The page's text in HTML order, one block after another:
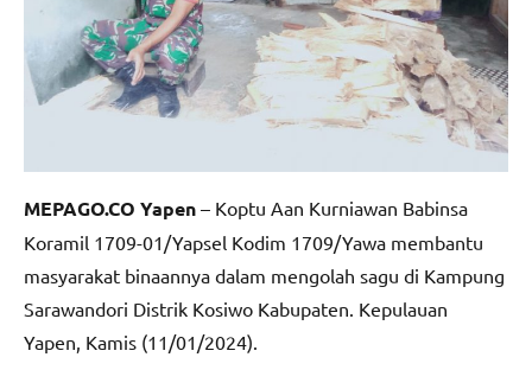
MEPAGO.CO Yapen – Koptu Aan Kurniawan Babinsa
Koramil 1709-01/Yapsel Kodim 1709/Yawa membantu
masyarakat binaannya dalam mengolah sagu di Kampung
Sarawandori Distrik Kosiwo Kabupaten. Kepulauan
Yapen, Kamis (11/01/2024).